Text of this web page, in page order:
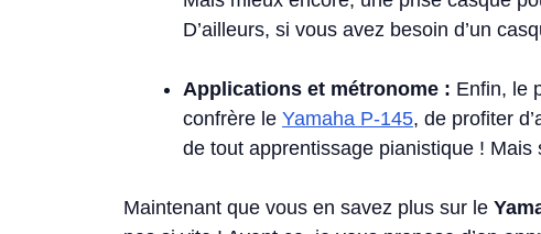
D’ailleurs, si vous avez besoin d’un
Applications et métronome : Enfin, le
confrère le Yamaha P-145, de profiter
de tout apprentissage pianistique !
Maintenant que vous en savez plus sur le